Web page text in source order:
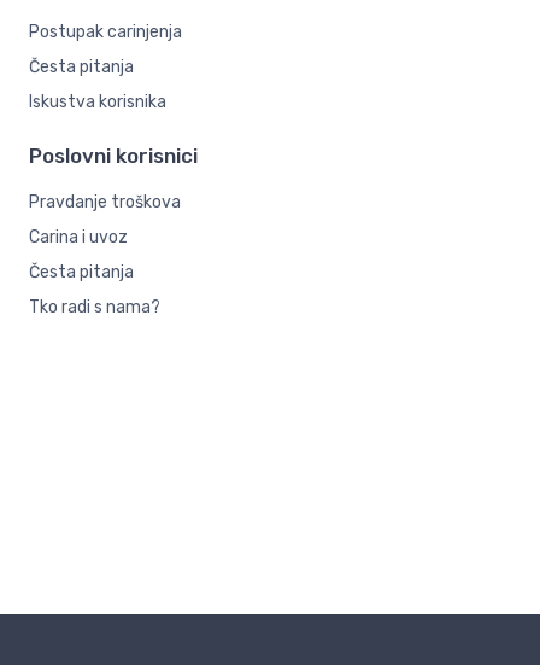
Postupak carinjenja
Česta pitanja
Iskustva korisnika
Poslovni korisnici
Pravdanje troškova
Carina i uvoz
Česta pitanja
Tko radi s nama?